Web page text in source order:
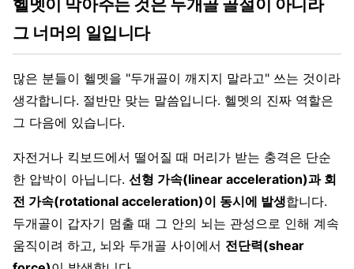
헬멧이 막아주는 것은 두개골 골절이 아니라
그 너머의 일입니다
많은 분들이 헬멧을 "두개골이 깨지지 말라고" 쓰는 것이라
생각합니다. 절반만 맞는 말씀입니다. 헬멧의 진짜 역할은
그 다음에 있습니다.
자전거나 킥보드에서 떨어질 때 머리가 받는 충격은 단순
한 압박이 아닙니다. 선형 가속(linear acceleration)과 회
전 가속(rotational acceleration)이 동시에 발생합니다.
두개골이 갑자기 멈출 때 그 안의 뇌는 관성으로 인해 계속
움직이려 하고, 뇌와 두개골 사이에서 전단력(shear